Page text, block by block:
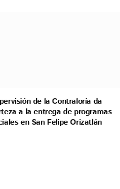
de la Contraloría da
a la entrega de programas
en San Felipe Orizatlán